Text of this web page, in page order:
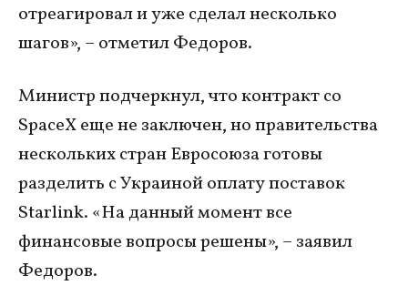
отреагировал и уже сделал несколько
шагов», – отметил Федоров.
Министр подчеркнул, что контракт со
SpaceX еще не заключен, но правительства
нескольких стран Евросоюза готовы
разделить с Украиной оплату поставок
Starlink. «На данный момент все
финансовые вопросы решены», – заявил
Федоров.